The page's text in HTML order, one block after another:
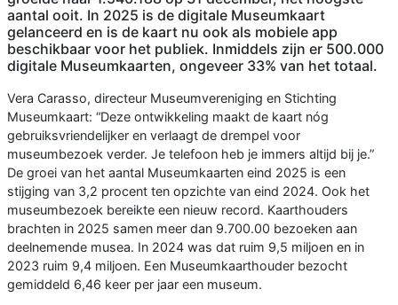
aantal ooit. In 2025 is de digitale Museumkaart
gelanceerd en is de kaart nu ook als mobiele app
beschikbaar voor het publiek. Inmiddels zijn er 500.000
digitale Museumkaarten, ongeveer 33% van het totaal.
Vera Carasso, directeur Museumvereniging en Stichting
Museumkaart: “Deze ontwikkeling maakt de kaart nóg
gebruiksvriendelijker en verlaagt de drempel voor
museumbezoek verder. Je telefoon heb je immers altijd bij je.”
De groei van het aantal Museumkaarten eind 2025 is een
stijging van 3,2 procent ten opzichte van eind 2024. Ook het
museumbezoek bereikte een nieuw record. Kaarthouders
brachten in 2025 samen meer dan 9.700.00 bezoeken aan
deelnemende musea. In 2024 was dat ruim 9,5 miljoen en in
2023 ruim 9,4 miljoen. Een Museumkaarthouder bezocht
gemiddeld 6,46 keer per jaar een museum.